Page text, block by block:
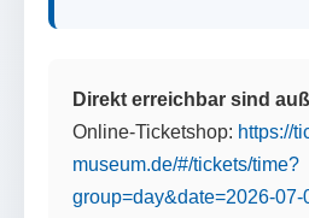
Direkt erreichbar sind
Online-Ticketshop: https://
museum.de/#/tickets/time?
group=day&date=2026-07-